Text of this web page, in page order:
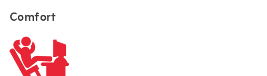
Comfort